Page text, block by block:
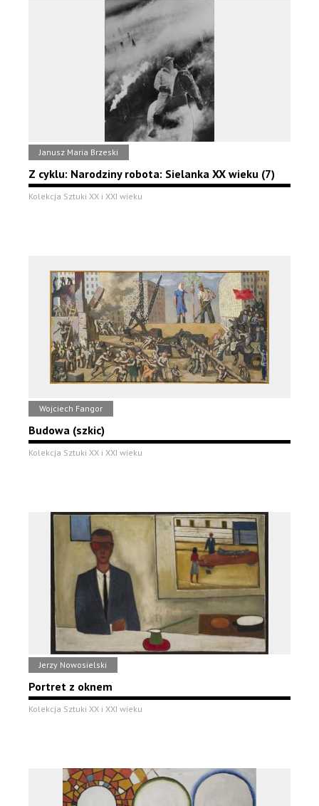
Janusz Maria Brzeski
Z cyklu: Narodziny robota: Sielanka XX wieku (7)
Kolekcja Sztuki XX i XXI wieku
Wojciech Fangor
Budowa (szkic)
Kolekcja Sztuki XX i XXI wieku
Jerzy Nowosielski
Portret z oknem
Kolekcja Sztuki XX i XXI wieku